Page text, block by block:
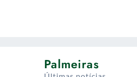
Palmeiras